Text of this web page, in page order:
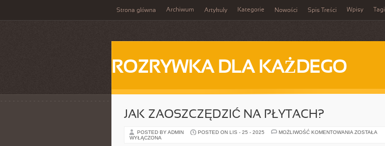
Strona główna Archiwum Artykuły Kategorie Nowości Spis Treści Wpisy Tagi
ROZRYWKA DLA KAŻDEGO
JAK ZAOSZCZĘDZIĆ NA PŁYTACH?
POSTED BY ADMIN POSTED ON LIS - 25 - 2025 MOŻLIWOŚĆ KOMENTOWANIA JAK
ZOSTAŁA
WYŁĄCZONA